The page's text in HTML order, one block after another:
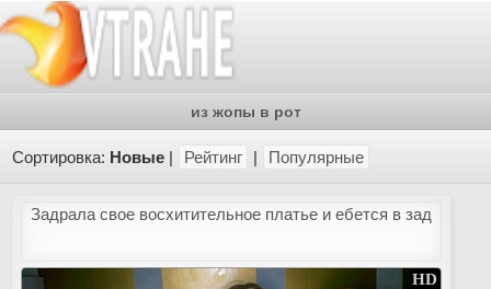
из жопы в рот
Сортировка: Новые | Рейтинг | Популярные
Задрала свое восхитительное платье и ебется в зад